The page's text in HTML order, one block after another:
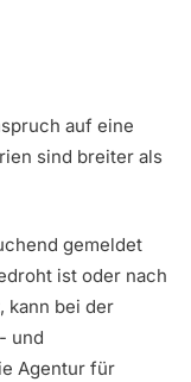
auf eine
sind breiter als
gemeldet
ist oder nach
kann bei der
und
Agentur für